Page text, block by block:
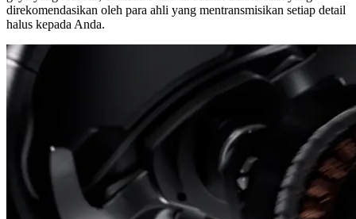
direkomendasikan oleh para ahli yang mentransmisikan setiap detail
halus kepada Anda.